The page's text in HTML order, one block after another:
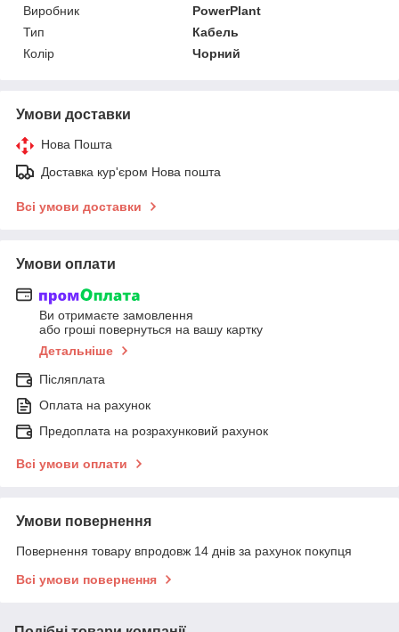
Виробник
PowerPlant
Тип
Кабель
Колір
Чорний
Умови доставки
Нова Пошта
Доставка кур'єром Нова пошта
Всі умови доставки
Умови оплати
Ви отримаєте замовлення
або гроші повернуться на вашу картку
Детальніше
Післяплата
Оплата на рахунок
Предоплата на розрахунковий рахунок
Всі умови оплати
Умови повернення
Повернення товару впродовж 14 днів за рахунок покупця
Всі умови повернення